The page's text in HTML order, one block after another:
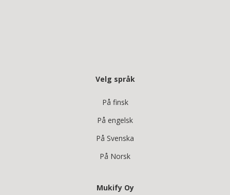
Velg språk
På finsk
På engelsk
På Svenska
På Norsk
Mukify Oy